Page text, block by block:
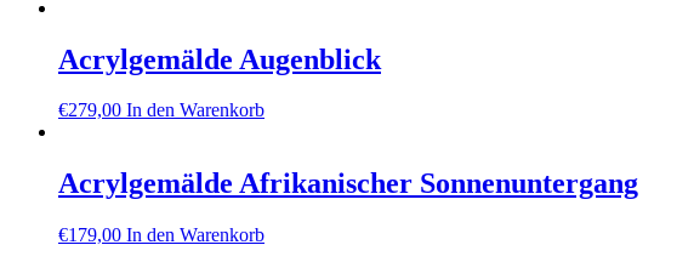
Acrylgemälde Augenblick
€279,00 In den Warenkorb
Acrylgemälde Afrikanischer Sonnenuntergang
€179,00 In den Warenkorb